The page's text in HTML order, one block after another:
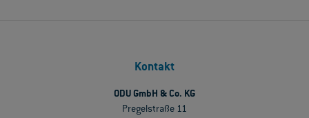
Kontakt
ODU GmbH & Co. KG
Pregelstraße 11